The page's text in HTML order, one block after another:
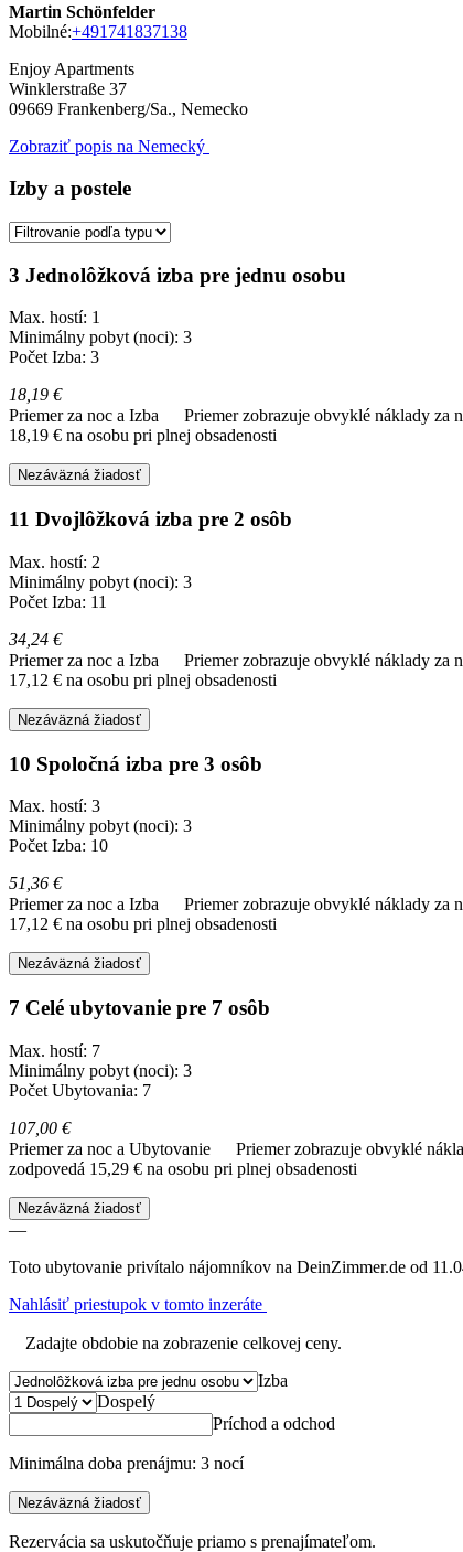
Martin Schönfelder
Mobilné:+491741837138
Enjoy Apartments
Winklerstraße 37
09669 Frankenberg/Sa., Nemecko
Zobraziť popis na Nemecký
Izby a postele
3 Jednolôžková izba pre jednu osobu
Max. hostí: 1
Minimálny pobyt (noci): 3
Počet Izba: 3
18,19 €
Priemer za noc a Izba
Priemer zobrazuje obvyklé náklady za
18,19 € na osobu pri plnej obsadenosti
Nezáväzná žiadosť
11 Dvojlôžková izba pre 2 osôb
Max. hostí: 2
Minimálny pobyt (noci): 3
Počet Izba: 11
34,24 €
Priemer za noc a Izba
Priemer zobrazuje obvyklé náklady za
17,12 € na osobu pri plnej obsadenosti
Nezáväzná žiadosť
10 Spoločná izba pre 3 osôb
Max. hostí: 3
Minimálny pobyt (noci): 3
Počet Izba: 10
51,36 €
Priemer za noc a Izba
Priemer zobrazuje obvyklé náklady za
17,12 € na osobu pri plnej obsadenosti
Nezáväzná žiadosť
7 Celé ubytovanie pre 7 osôb
Max. hostí: 7
Minimálny pobyt (noci): 3
Počet Ubytovania: 7
107,00 €
Priemer za noc a Ubytovanie
Priemer zobrazuje obvyklé
zodpovedá 15,29 € na osobu pri plnej obsadenosti
Nezáväzná žiadosť
—
Toto ubytovanie privítalo nájomníkov na DeinZimmer.de od
Nahlásiť priestupok v tomto inzeráte
Zadajte obdobie na zobrazenie celkovej ceny.
Izba
Dospelý
Príchod a odchod
Minimálna doba prenájmu: 3 nocí
Nezáväzná žiadosť
Rezervácia sa uskutočňuje priamo s prenajímateľom.